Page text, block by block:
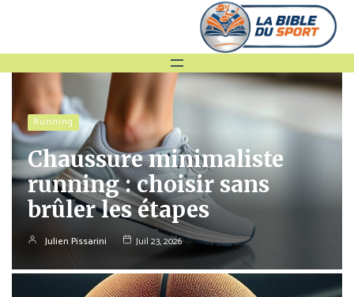
Running
Chaussure minimaliste
running : choisir sans
brûler les étapes
Julien Pissarini Juil 23, 2026